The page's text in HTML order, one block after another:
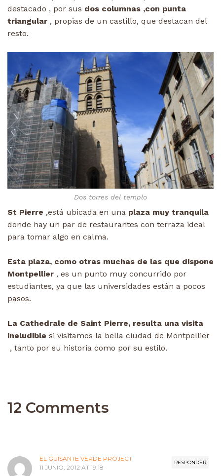
destacado , por sus dos columnas ,con punta
triangular , propias de un castillo, que destacan del
resto.
Dos torres del templo
St Pierre ,está ubicada en una plaza muy tranquila
donde hay un par de restaurantes con terraza ideal
para tomar algo en calma.
Esta plaza, como otras muchas de las que dispone
Montpellier , es un punto muy concurrido por
estudiantes, ya que las universidades están a pocos
pasos.
La Cathedrale de Saint Pierre, resulta una visita
ineludible si visitamos la bella ciudad de Montpellier
, tanto por su historia como por su estilo.
12 Comments
RESPONDER
EL GUISANTE VERDE PROJECT
11 JUNIO, 2012 AT 19:18